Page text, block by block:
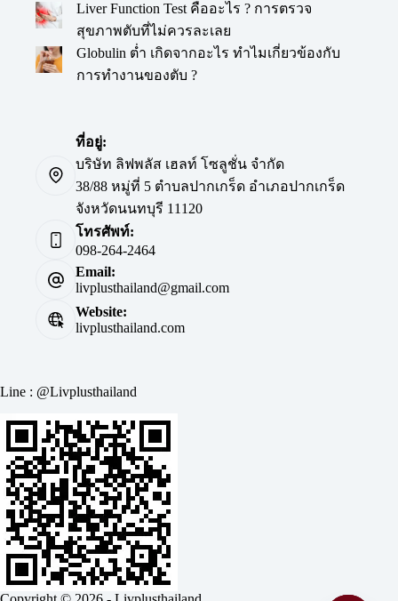
Liver Function Test คืออะไร ? การตรวจ
สุขภาพตับที่ไม่ควรละเลย
Globulin ต่ำ เกิดจากอะไร ทำไมเกี่ยวข้องกับ
การทำงานของตับ ?
ที่อยู่:
บริษัท ลิฟพลัส เฮลท์ โซลูชั่น จำกัด
38/88 หมู่ที่ 5 ตำบลปากเกร็ด อำเภอปากเกร็ด
จังหวัดนนทบุรี 11120
โทรศัพท์:
098-264-2464
Email:
livplusthailand@gmail.com
Website:
livplusthailand.com
Line : @Livplusthailand